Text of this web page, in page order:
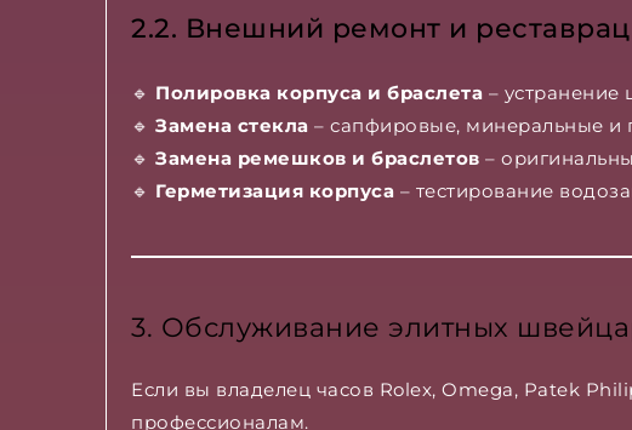
2.2. Внешний ремонт и
🔹 Полировка корпуса и браслета – устранение
🔹 Замена стекла – сапфировые, минеральные и
🔹 Замена ремешков и браслетов –
🔹 Герметизация корпуса – тестирование
3. Обслуживание элитных
Если вы владелец часов Rolex, Omega, Patek
профессионалам.